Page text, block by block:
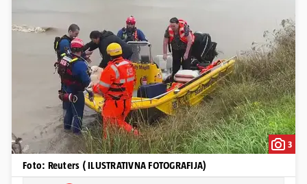
3
Foto: Reuters ( ILUSTRATIVNA FOTOGRAFIJA)